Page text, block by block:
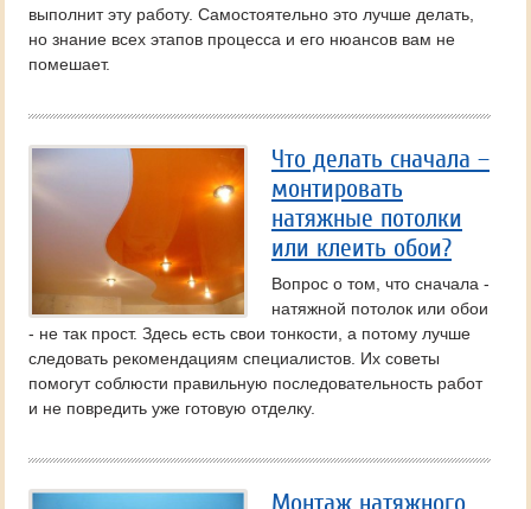
выполнит эту работу. Самостоятельно это лучше делать,
но знание всех этапов процесса и его нюансов вам не
помешает.
Что делать сначала –
монтировать
натяжные потолки
или клеить обои?
Вопрос о том, что сначала -
натяжной потолок или обои
- не так прост. Здесь есть свои тонкости, а потому лучше
следовать рекомендациям специалистов. Их советы
помогут соблюсти правильную последовательность работ
и не повредить уже готовую отделку.